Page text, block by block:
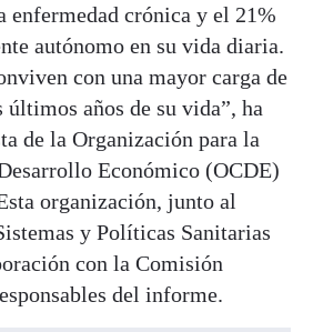
enfermedad crónica y el 21%
autónomo en su vida diaria.
con una mayor carga de
últimos años de su vida”, ha
de la Organización para la
Económico (OCDE)
organización, junto al
y Políticas Sanitarias
con la Comisión
del informe.